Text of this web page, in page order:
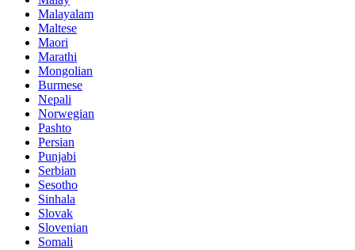
Malayalam
Maltese
Maori
Marathi
Mongolian
Burmese
Nepali
Norwegian
Pashto
Persian
Punjabi
Serbian
Sesotho
Sinhala
Slovak
Slovenian
Somali